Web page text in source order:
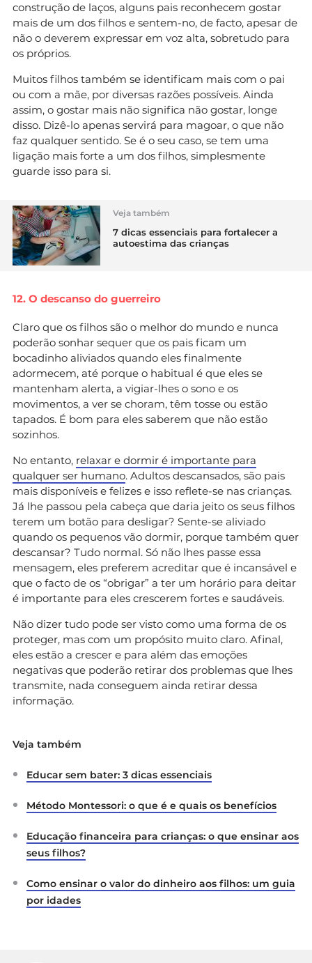
construção de laços, alguns pais reconhecem gostar
mais de um dos filhos e sentem-no, de facto, apesar de
não o deverem expressar em voz alta, sobretudo para
os próprios.
Muitos filhos também se identificam mais com o pai
ou com a mãe, por diversas razões possíveis. Ainda
assim, o gostar mais não significa não gostar, longe
disso. Dizê-lo apenas servirá para magoar, o que não
faz qualquer sentido. Se é o seu caso, se tem uma
ligação mais forte a um dos filhos, simplesmente
guarde isso para si.
Veja também
7 dicas essenciais para fortalecer a
autoestima das crianças
12. O descanso do guerreiro
Claro que os filhos são o melhor do mundo e nunca
poderão sonhar sequer que os pais ficam um
bocadinho aliviados quando eles finalmente
adormecem, até porque o habitual é que eles se
mantenham alerta, a vigiar-lhes o sono e os
movimentos, a ver se choram, têm tosse ou estão
tapados. É bom para eles saberem que não estão
sozinhos.
No entanto, relaxar e dormir é importante para
qualquer ser humano. Adultos descansados, são pais
mais disponíveis e felizes e isso reflete-se nas crianças.
Já lhe passou pela cabeça que daria jeito os seus filhos
terem um botão para desligar? Sente-se aliviado
quando os pequenos vão dormir, porque também quer
descansar? Tudo normal. Só não lhes passe essa
mensagem, eles preferem acreditar que é incansável e
que o facto de os “obrigar” a ter um horário para deitar
é importante para eles crescerem fortes e saudáveis.
Não dizer tudo pode ser visto como uma forma de os
proteger, mas com um propósito muito claro. Afinal,
eles estão a crescer e para além das emoções
negativas que poderão retirar dos problemas que lhes
transmite, nada conseguem ainda retirar dessa
informação.
Veja também
Educar sem bater: 3 dicas essenciais
Método Montessori: o que é e quais os benefícios
Educação financeira para crianças: o que ensinar aos
seus filhos?
Como ensinar o valor do dinheiro aos filhos: um guia
por idades